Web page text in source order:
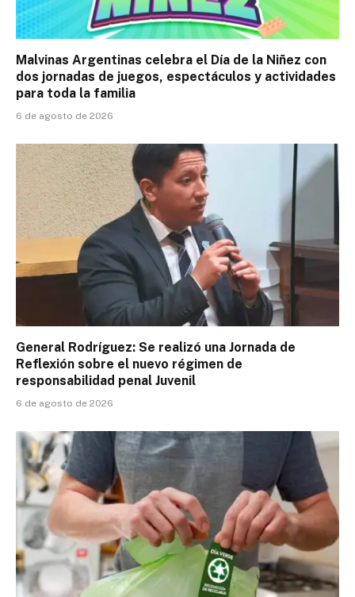
Malvinas Argentinas celebra el Día de la Niñez con
dos jornadas de juegos, espectáculos y actividades
para toda la familia
6 de agosto de 2026
General Rodríguez: Se realizó una Jornada de
Reflexión sobre el nuevo régimen de
responsabilidad penal Juvenil
6 de agosto de 2026